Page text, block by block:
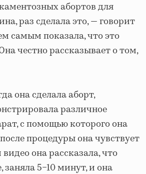
абортов для
раз сделала это, — говорит
самым показала, что это
честно рассказывает о том,
она сделала аборт,
различное
с помощью которого она
процедуры она чувствует
она рассказала, что
5−10 минут, и она